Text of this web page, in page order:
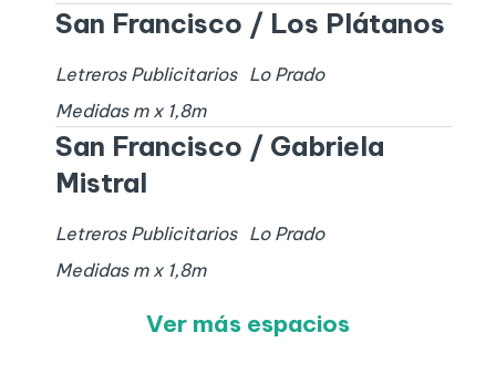
San Francisco / Los Plátanos
Letreros Publicitarios
Lo Prado
Medidas m x 1,8m
San Francisco / Gabriela
Mistral
Letreros Publicitarios
Lo Prado
Medidas m x 1,8m
Ver más espacios